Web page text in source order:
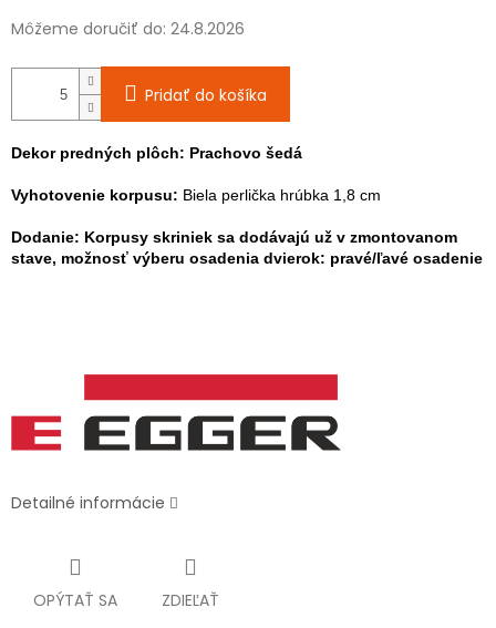
Môžeme doručiť do: 24.8.2026
Pridať do košíka
Dekor predných plôch: Prachovo šedá
Vyhotovenie korpusu: Biela perlička hrúbka 1,8 cm
Dodanie: Korpusy skriniek sa dodávajú už v zmontovanom
stave, možnosť výberu osadenia dvierok: pravé/ľavé osadenie
Detailné informácie
OPÝTAŤ SA ZDIEĽAŤ